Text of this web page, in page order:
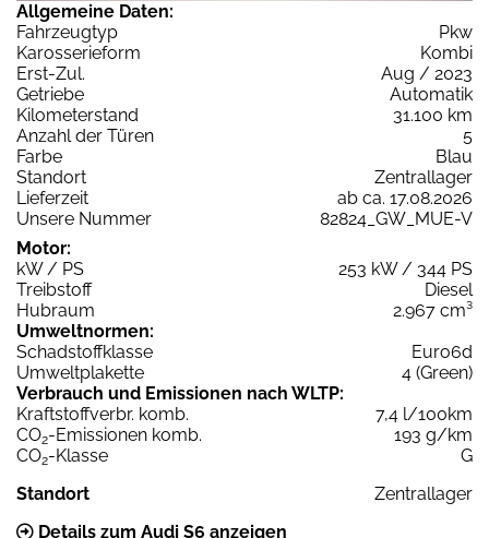
Allgemeine Daten:
Fahrzeugtyp
Pkw
Karosserieform
Kombi
Erst-Zul.
Aug / 2023
Getriebe
Automatik
Kilometerstand
31.100 km
Anzahl der Türen
5
Farbe
Blau
Standort
Zentrallager
Lieferzeit
ab ca. 17.08.2026
Unsere Nummer
82824_GW_MUE-V
Motor:
kW / PS
253 kW / 344 PS
Treibstoff
Diesel
Hubraum
2.967 cm³
Umweltnormen:
Schadstoffklasse
Euro6d
Umweltplakette
4 (Green)
Verbrauch und Emissionen nach WLTP:
Kraftstoffverbr. komb.
7,4 l/100km
CO2-Emissionen komb.
193 g/km
CO2-Klasse
G
Standort
Zentrallager
Details zum Audi S6 anzeigen